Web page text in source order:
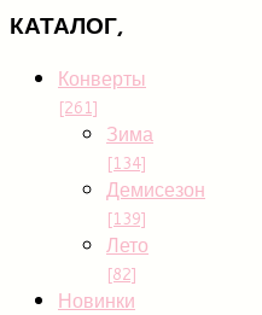
КАТАЛОГ,
Конверты
[261]
Зима
[134]
Демисезон
[139]
Лето
[82]
Новинки